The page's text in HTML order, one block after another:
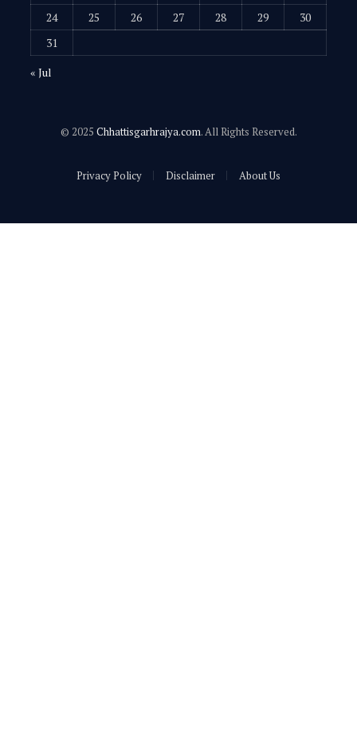
24
25 26 27 28 29
30
31
« Jul
© 2025 Chhattisgarhrajya.com. All Rights Reserved.
Privacy Policy Disclaimer About Us